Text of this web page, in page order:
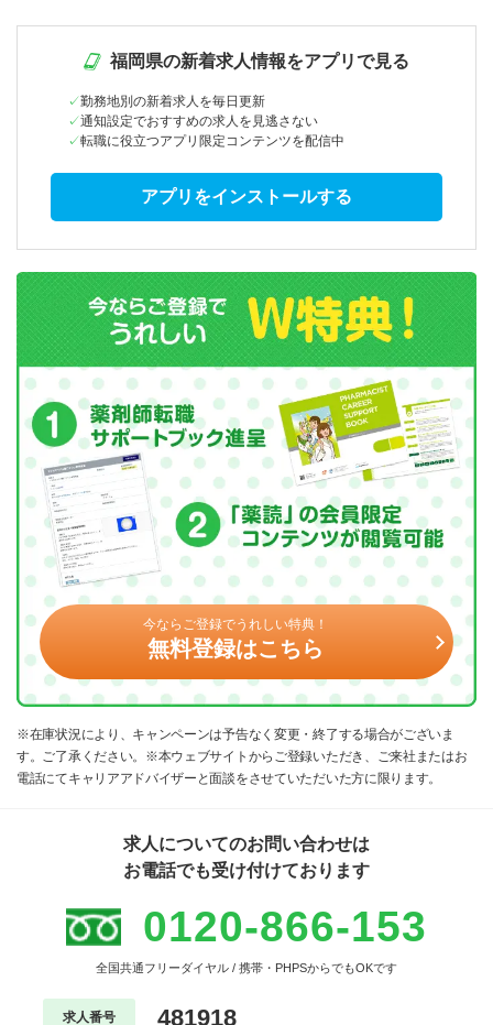
福岡県の新着求人情報をアプリで見る
勤務地別の新着求人を毎日更新
通知設定でおすすめの求人を見逃さない
転職に役立つアプリ限定コンテンツを配信中
アプリをインストールする
今ならご登録でうれしい特典！
無料登録はこちら
※在庫状況により、キャンペーンは予告なく変更・終了する場合がございま
す。ご了承ください。※本ウェブサイトからご登録いただき、ご来社またはお
電話にてキャリアアドバイザーと面談をさせていただいた方に限ります。
求人についてのお問い合わせは
お電話でも受け付けております
0120-866-153
全国共通フリーダイヤル / 携帯・PHPSからでもOKです
求人番号 481918